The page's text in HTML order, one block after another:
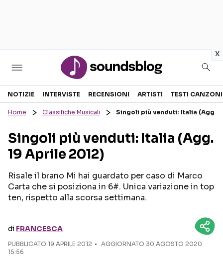
x
Sezioni
RECENSIONI MUSICALI
INTERVISTE
GOSSIP E CURIOSITÀ
TESTI CANZONI
TALENT SHOW
Seguici sui social
NOTIZIE INTERVISTE RECENSIONI ARTISTI TESTI CANZONI
Home Classifiche Musicali Singoli più venduti: Italia (Agg.
Singoli più venduti: Italia (Agg.
19 Aprile 2012)
Risale il brano Mi hai guardato per caso di Marco
Carta che si posiziona in 6#. Unica variazione in top
ten, rispetto alla scorsa settimana.
di FRANCESCA
PUBBLICATO 19 APRILE 2012
AGGIORNATO 30 AGOSTO 2020
15:56